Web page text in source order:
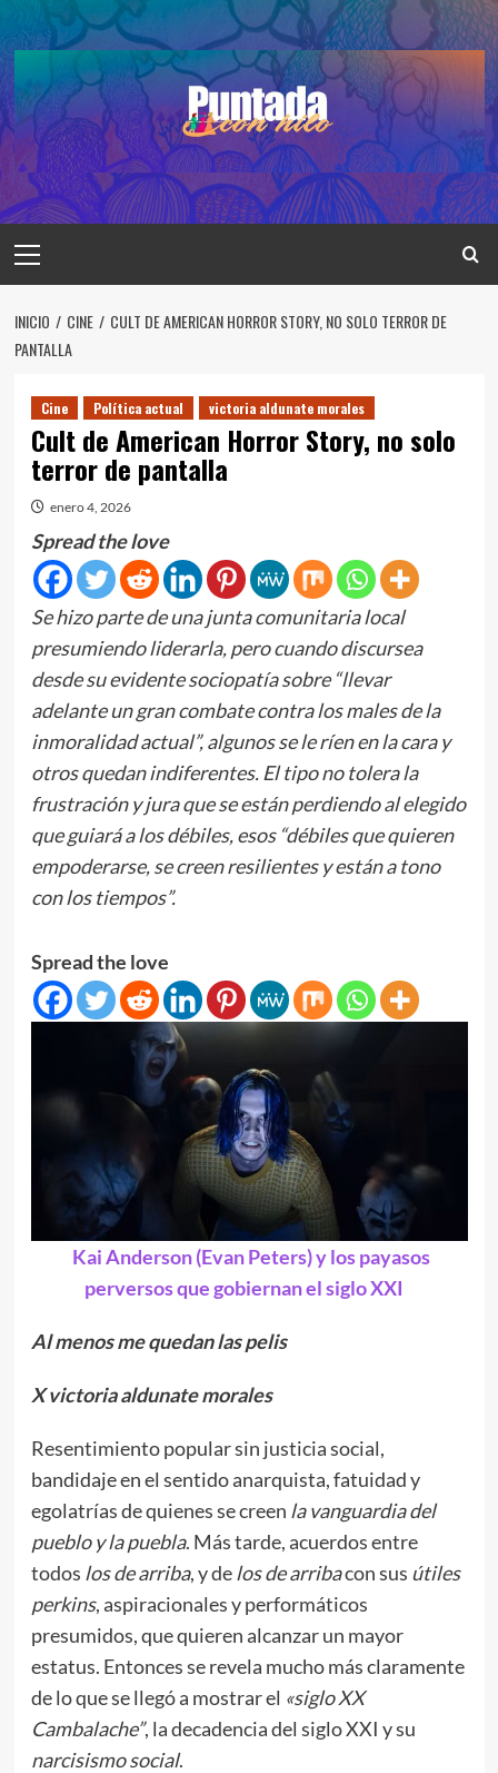
al
contenido
principal
INICIO CINE
CULT DE AMERICAN HORROR STORY, NO SOLO TERROR DE
PANTALLA
Cine Política actual victoria aldunate morales
Cult de American Horror Story, no solo
terror de pantalla
enero 4, 2026
Spread the love
Se hizo parte de una junta comunitaria local
presumiendo liderarla, pero cuando discursea
desde su evidente sociopatía sobre “llevar
adelante un gran combate contra los males de la
inmoralidad actual”, algunos se le ríen en la cara y
otros quedan indiferentes. El tipo no tolera la
frustración y jura que se están perdiendo al elegido
que guiará a los débiles, esos “débiles que quieren
empoderarse, se creen resilientes y están a tono
con los tiempos”.
Spread the love
Kai Anderson (Evan Peters) y los payasos
perversos que gobiernan el siglo XXI
Al menos me quedan las pelis
X victoria aldunate morales
Resentimiento popular sin justicia social,
bandidaje en el sentido anarquista, fatuidad y
egolatrías de quienes se creen la vanguardia del
pueblo y la puebla. Más tarde, acuerdos entre
todos los de arriba, y delos de arribacon sus útiles
perkins, aspiracionales y performáticos
presumidos, que quieren alcanzar un mayor
estatus. Entonces se revela mucho más claramente
de lo que se llegó a mostrar el «siglo XX
Cambalache”, la decadencia del siglo XXI y su
narcisismo social.